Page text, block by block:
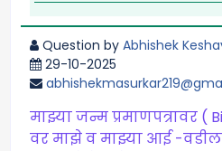
Question byAbhishek
29-10-2025
माझ्या जन्म प्रमाणपत्रावर (
वर माझे व माझ्या आई -